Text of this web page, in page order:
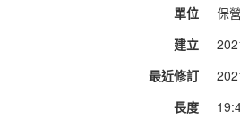
單位
保
建立
最近修訂
長度